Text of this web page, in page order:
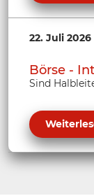
22. Juli 2026
Börse -
Sind